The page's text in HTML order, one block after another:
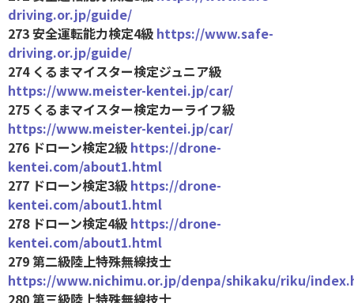
driving.or.jp/guide/
273 安全運転能力検定4級 https://www.safe-
driving.or.jp/guide/
274 くるまマイスター検定ジュニア級
https://www.meister-kentei.jp/car/
275 くるまマイスター検定カーライフ級
https://www.meister-kentei.jp/car/
276 ドローン検定2級 https://drone-
kentei.com/about1.html
277 ドローン検定3級 https://drone-
kentei.com/about1.html
278 ドローン検定4級 https://drone-
kentei.com/about1.html
279 第二級陸上特殊無線技士
https://www.nichimu.or.jp/denpa/shikaku/riku/
280 第三級陸上特殊無線技士